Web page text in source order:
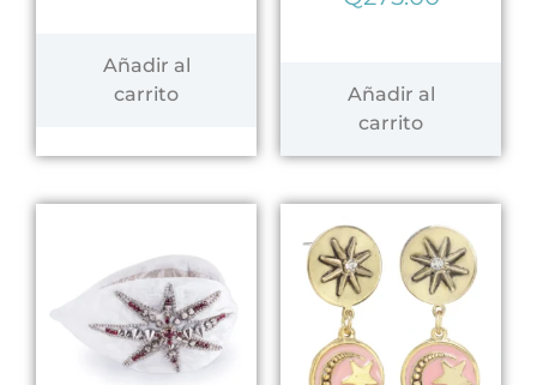
Añadir al
carrito
Añadir al
carrito